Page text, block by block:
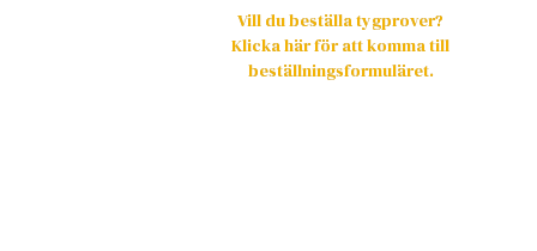
Vill du beställa tygprover?
Klicka här för att komma till
beställningsformuläret.